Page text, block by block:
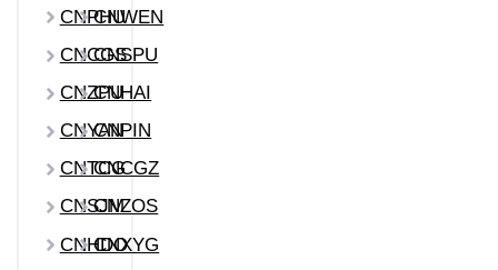
CNPHUCNWEN
CNCGSCNSPU
CNZPUCNHAI
CNYANCNPIN
CNTCGCNCGZ
CNSJMCNZOS
CNHDOCNXYG